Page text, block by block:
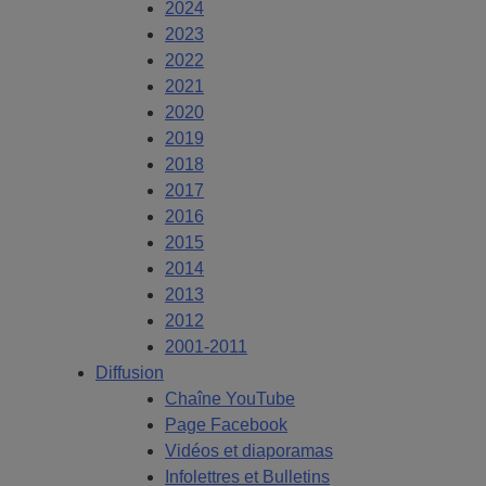
2024
2023
2022
2021
2020
2019
2018
2017
2016
2015
2014
2013
2012
2001-2011
Diffusion
Chaîne YouTube
Page Facebook
Vidéos et diaporamas
Infolettres et Bulletins